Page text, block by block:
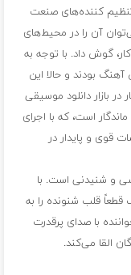
کننده‌های صنعت
آن را در محیط‌های
گوش داد. با توجه به
آهنگ بودند و حالا این
در بازار دانلود موسیقی
است، که با اجرای
قوی و پایدار در
و شنیدنی است. با
قلب شنونده را به
با صدای پرقدرت
القا می‌کند.